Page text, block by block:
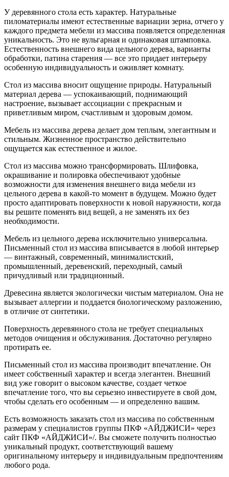
У деревянного стола есть характер. Натуральные
пиломатериалы имеют естественные вариации зерна, отчего у
каждого предмета мебели из массива появляется определенная
уникальность. Это не вульгарная и одинаковая штамповка.
Естественность внешнего вида цельного дерева, варианты
обработки, патина старения — все это придает интерьеру
особенную индивидуальность и оживляет комнату.
Стол из массива вносит ощущение природы. Натуральный
материал дерева — успокаивающий, поднимающий
настроение, вызывает ассоциации с прекрасным и
приветливым миром, счастливым и здоровым домом.
Мебель из массива дерева делает дом теплым, элегантным и
стильным. Жизненное пространство действительно
ощущается как естественное и жилое.
Стол из массива можно трансформировать. Шлифовка,
окрашивание и полировка обеспечивают удобные
возможности для изменения внешнего вида мебели из
цельного дерева в какой-то момент в будущем. Можно будет
просто адаптировать поверхности к новой наружности, когда
вы решите поменять вид вещей, а не заменять их без
необходимости.
Мебель из цельного дерева исключительно универсальна.
Письменный стол из массива вписывается в любой интерьер
— винтажный, современный, минималистский,
промышленный, деревенский, переходный, самый
причудливый или традиционный.
Древесина является экологически чистым материалом. Она не
вызывает аллергии и поддается биологическому разложению,
в отличие от синтетики.
Поверхность деревянного стола не требует специальных
методов очищения и обслуживания. Достаточно регулярно
протирать ее.
Письменный стол из массива производит впечатление. Он
имеет собственный характер и всегда элегантен. Внешний
вид уже говорит о высоком качестве, создает четкое
впечатление того, что вы серьезно инвестируете в свой дом,
чтобы сделать его особенным — и определенно вашим.
Есть возможность заказать стол из массива по собственным
размерам у специалистов группы ПКФ «АЙДЖИСИ» через
сайт ПКФ «АЙДЖИСИ»/. Вы сможете получить полностью
уникальный продукт, соответствующий вашему
оригинальному интерьеру и индивидуальным предпочтениям
любого рода.